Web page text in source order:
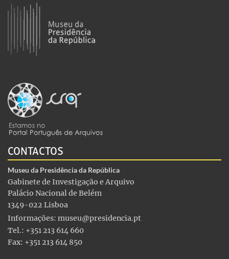
CONTACTOS
Museu da Presidência da República
Gabinete de Investigação e Arquivo
Palácio Nacional de Belém
1349-022 Lisboa
Informações: museu@presidencia.pt
Tel.: +351 213 614 660
Fax: +351 213 614 850